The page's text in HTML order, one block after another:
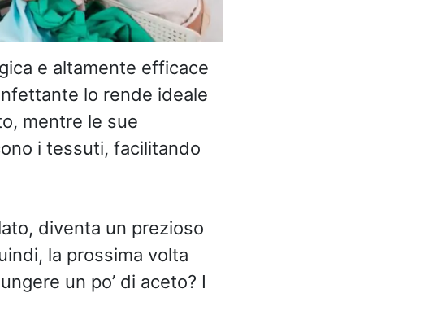
e altamente efficace
lo rende ideale
mentre le sue
i tessuti, facilitando
diventa un prezioso
la prossima volta
un po’ di aceto? I